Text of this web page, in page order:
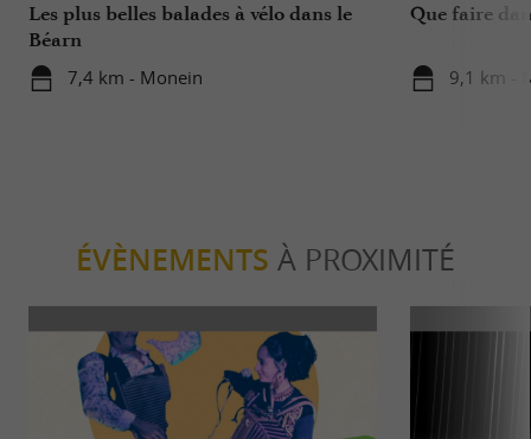
Les plus belles balades à vélo dans le
Béarn
7,4 km - Monein
Que faire
9,1 km -
ÉVÈNEMENTS À PROXIMITÉ